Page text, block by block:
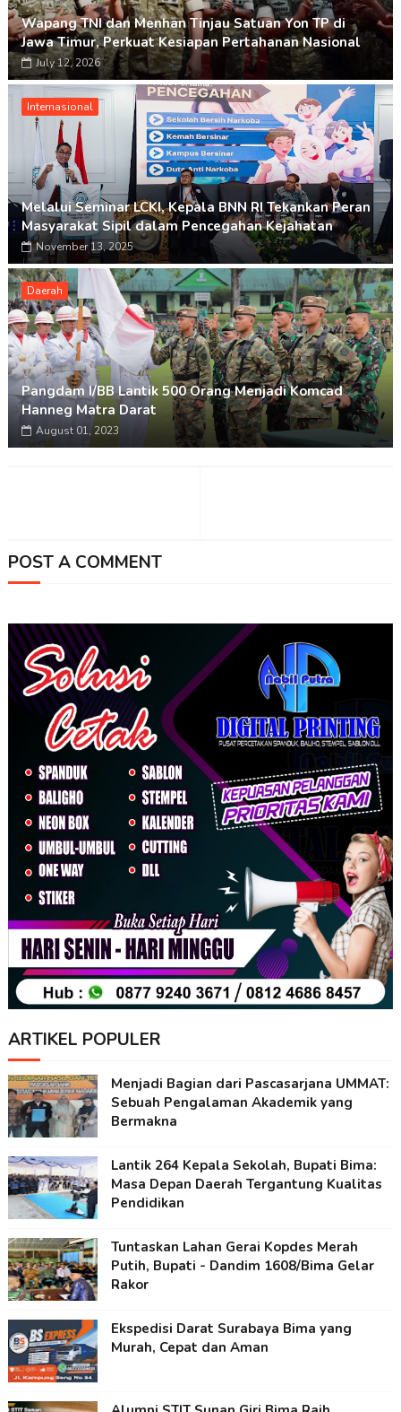
Wapang TNI dan Menhan Tinjau Satuan Yon TP di
Jawa Timur, Perkuat Kesiapan Pertahanan Nasional
July 12, 2026
Internasional
Melalui Seminar LCKI, Kepala BNN RI Tekankan Peran
Masyarakat Sipil dalam Pencegahan Kejahatan
November 13, 2025
Daerah
Pangdam I/BB Lantik 500 Orang Menjadi Komcad
Hanneg Matra Darat
August 01, 2023
POST A COMMENT
ARTIKEL POPULER
Menjadi Bagian dari Pascasarjana UMMAT:
Sebuah Pengalaman Akademik yang
Bermakna
Lantik 264 Kepala Sekolah, Bupati Bima:
Masa Depan Daerah Tergantung Kualitas
Pendidikan
Tuntaskan Lahan Gerai Kopdes Merah
Putih, Bupati - Dandim 1608/Bima Gelar
Rakor
Ekspedisi Darat Surabaya Bima yang
Murah, Cepat dan Aman